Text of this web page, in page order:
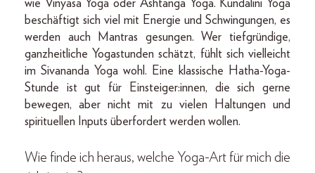
wie Vinyasa Yoga oder Ashtanga Yoga. Kundalini Yoga
beschäftigt sich viel mit Energie und Schwingungen, es
werden auch Mantras gesungen. Wer tiefgründige,
ganzheitliche Yogastunden schätzt, fühlt sich vielleicht
im Sivananda Yoga wohl. Eine klassische Hatha-Yoga-
Stunde ist gut für Einsteiger:innen, die sich gerne
bewegen, aber nicht mit zu vielen Haltungen und
spirituellen Inputs überfordert werden wollen.
Wie finde ich heraus, welche Yoga-Art für mich die